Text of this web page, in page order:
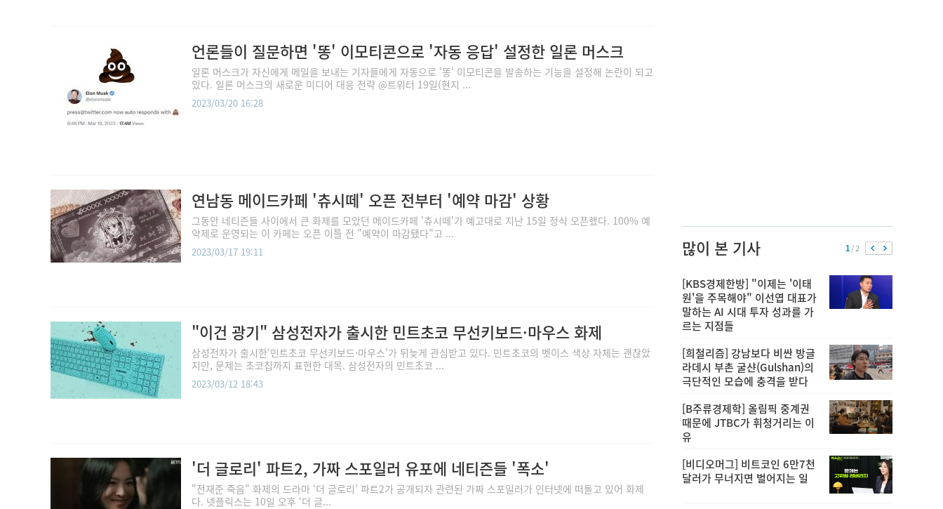
언론들이 질문하면 '똥' 이모티콘으로 '자동 응답' 설정한 일론 머스크
일론 머스크가 자신에게 메일을 보내는 기자들에게 자동으로 '똥' 이모티콘을 발송하는 기능을 설정해 논란이 되고
있다. 일론 머스크의 새로운 미디어 대응 전략 @트위터 19일(현지 ...
2023/03/20 16:28
연남동 메이드카페 '츄시떼' 오픈 전부터 '예약 마감' 상황
그동안 네티즌들 사이에서 큰 화제를 모았던 메이드카페 '츄시떼'가 예고대로 지난 15일 정식 오픈했다. 100% 예
약제로 운영되는 이 카페는 오픈 이틀 전 "예약이 마감됐다"고 ...
2023/03/17 19:11
"이건 광기" 삼성전자가 출시한 민트초코 무선키보드·마우스 화제
삼성전자가 출시한‘민트초코 무선키보드·마우스’가 뒤늦게 관심받고 있다. 민트초코의 벳이스 색상 자체는 괜찮았
지만, 문제는 초코칩까지 표현한 대목. 삼성전자의 민트초코 ...
2023/03/12 18:43
'더 글로리' 파트2, 가짜 스포일러 유포에 네티즌들 '폭소'
"전재준 죽음" 화제의 드라마 ‘더 글로리’ 파트2가 공개되자 관련된 가짜 스포일러가 인터넷에 떠돌고 있어 화제
다. 넷플릭스는 10일 오후 ‘더 글...
많이 본 기사 1/ 2
[KBS경제한방] "이제는 '이태
원'을 주목해야" 이선엽 대표가
말하는 AI 시대 투자 성과를 가
르는 지점들
[희철리즘] 강남보다 비싼 방글
라데시 부촌 굴샨(Gulshan)의
극단적인 모습에 충격을 받다
[B주류경제학] 올림픽 중계권
때문에 JTBC가 휘청거리는 이
유
[비디오머그] 비트코인 6만7천
달러가 무너지면 벌어지는 일